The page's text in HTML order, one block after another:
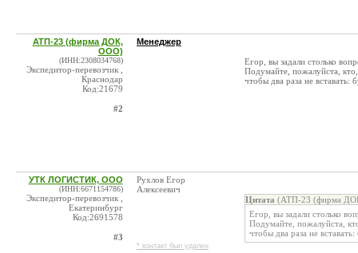
АТП-23 (фирма ДОК,
ООО)
(ИНН:2308034768)
Экспедитор-перевозчик ,
Краснодар
Код:21679
#2
Менеджер
Егор, вы задали столько
Подумайте, пожалуйста, кто,
чтобы два раза не вставать:
УТК ЛОГИСТИК, ООО
(ИНН:6671154786)
Экспедитор-перевозчик ,
Екатеринбург
Код:2691578
#3
Рухлов Егор
Алексеевич
* контакт был удален
Цитата (АТП-23 (фирма
Егор, вы задали столько
Подумайте, пожалуйста,
чтобы два раза не